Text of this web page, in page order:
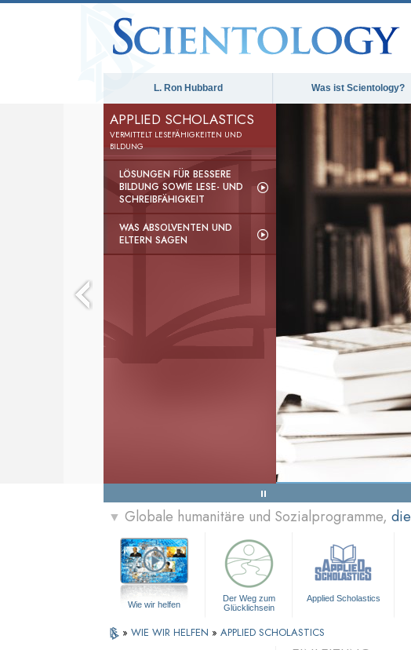
L. Ron Hubbard Was ist Scientology?
APPLIED SCHOLASTICS
VERMITTELT LESEFÄHIGKEITEN UND
BILDUNG
LÖSUNGEN FÜR BESSERE
BILDUNG SOWIE LESE- UND
SCHREIBFÄHIGKEIT
WAS ABSOLVENTEN UND
ELTERN SAGEN
▼ Globale humanitäre und Sozialprogramme,
Wie wir helfen
Der Weg zum
Glücklichsein
Applied Scholastics
» WIE WIR HELFEN » APPLIED SCHOLASTICS